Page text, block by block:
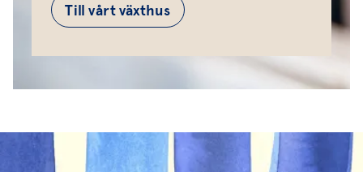
Till vårt växthus